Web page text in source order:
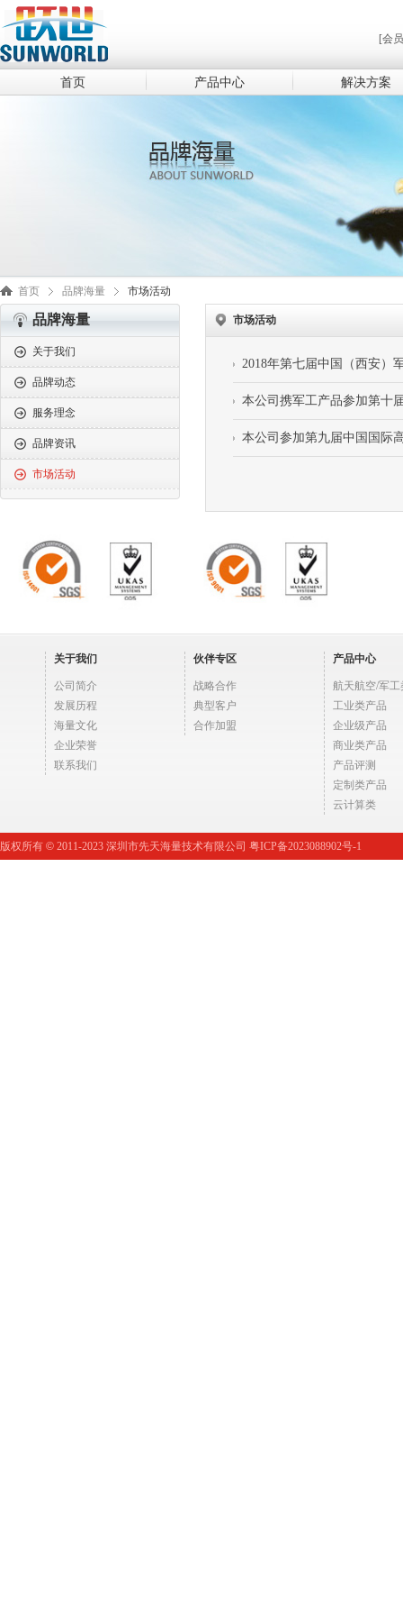
[会
首页 产品中心 解决方案
首页 品牌海量 市场活动
品牌海量
关于我们
品牌动态
服务理念
品牌资讯
市场活动
市场活动
2018年第七届中国（西安）
本公司携军工产品参加第十
本公司参加第九届中国国际
关于我们
公司简介
发展历程
海量文化
企业荣誉
联系我们
伙伴专区
战略合作
典型客户
合作加盟
产品中心
航天航空/军工
工业类产品
企业级产品
商业类产品
产品评测
定制类产品
云计算类
版权所有 © 2011-2023 深圳市先天海量技术有限公司 粤ICP备2023088902号-1